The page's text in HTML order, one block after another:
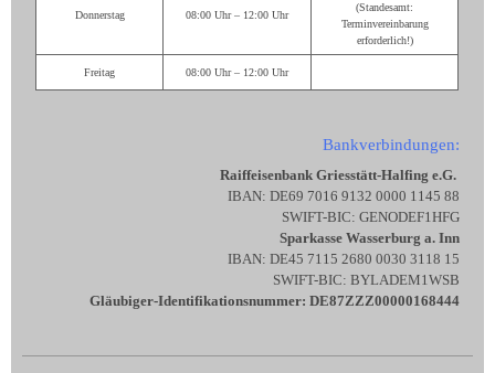
Donnerstag 08:00 Uhr – 12:00 Uhr
(Standesamt:
Terminvereinbarung
erforderlich!)
Freitag 08:00 Uhr – 12:00 Uhr
Bankverbindungen:
Raiffeisenbank Griesstätt-Halfing e.G.
IBAN: DE69 7016 9132 0000 1145 88
SWIFT-BIC: GENODEF1HFG
Sparkasse Wasserburg a. Inn
IBAN: DE45 7115 2680 0030 3118 15
SWIFT-BIC: BYLADEM1WSB
Gläubiger-Identifikationsnummer: DE87ZZZ00000168444